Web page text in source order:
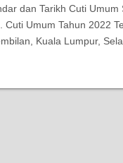
dan Tarikh Cuti
Umum Tahun 2022
Kuala Lumpur,